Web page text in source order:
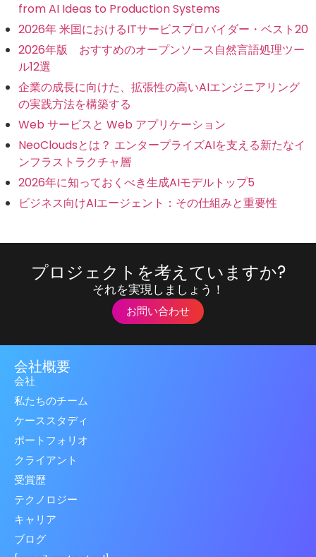
from AI Ideas to Production Systems
2026年 米国におけるITサービスプロバイダー・ベスト20
2026年版 おすすめのオープンソース自然言語処理ツー
ル12選
企業の成長に向けた、拡張性の高いAIエンジニアリング
の実践方法を構築する
Web サービスと Web アプリケーション
NeoCloudsとは？ エンタープライズAIを支える新たなイ
ンフラストラクチャ層
2026年に知っておくべき生成AIモデルトップ5
ビジネス向けAIエージェント：その仕組みと重要性
プロジェクトを考えていますか?
それを実現しましょう！
お問い合わせ
会社概要
会社
私たちのチーム
ケーススタディ
ポートフォリオ
クライアント
受賞歴
テクノロジー
キャリア
ブログ